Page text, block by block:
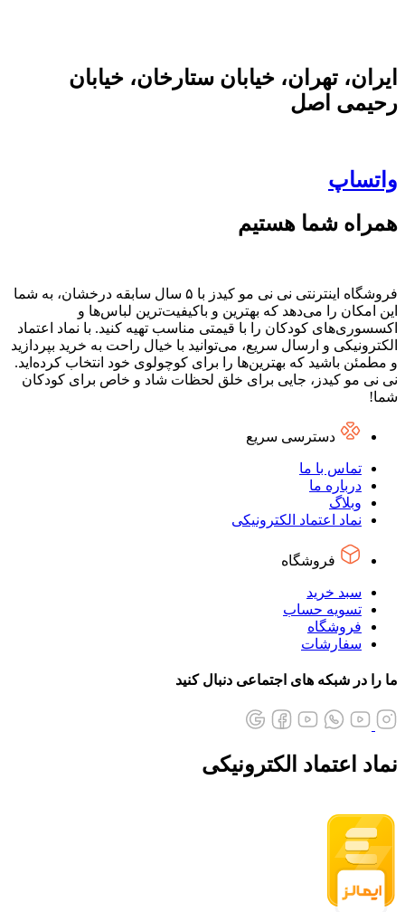
ایران، تهران، خیابان ستارخان، خیابان
رحیمی اصل
واتساپ
همراه شما هستیم
فروشگاه اینترنتی نی نی مو کیدز با ۵ سال سابقه درخشان، به شما
این امکان را می‌دهد که بهترین و باکیفیت‌ترین لباس‌ها و
اکسسوری‌های کودکان را با قیمتی مناسب تهیه کنید. با نماد اعتماد
الکترونیکی و ارسال سریع، می‌توانید با خیال راحت به خرید بپردازید
و مطمئن باشید که بهترین‌ها را برای کوچولوی خود انتخاب کرده‌اید.
نی نی مو کیدز، جایی برای خلق لحظات شاد و خاص برای کودکان
شما!
دسترسی سریع
تماس با ما
درباره ما
وبلاگ
نماد اعتماد الکترونیکی
فروشگاه
سبد خرید
تسویه حساب
فروشگاه
سفارشات
ما را در شبکه های اجتماعی دنبال کنید
نماد اعتماد الکترونیکی